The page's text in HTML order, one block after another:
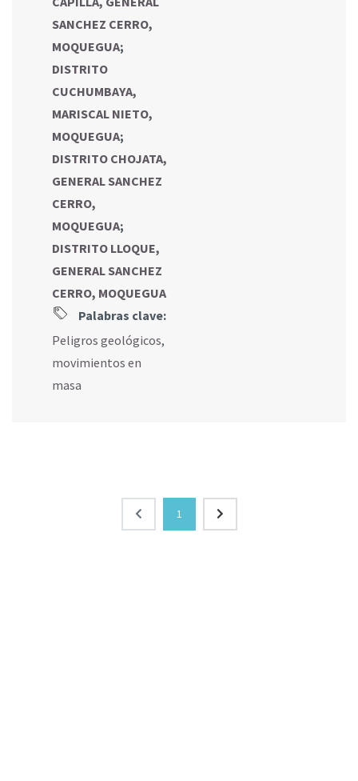
SANCHEZ CERRO,
MOQUEGUA;
DISTRITO
CUCHUMBAYA,
MARISCAL NIETO,
MOQUEGUA;
DISTRITO CHOJATA,
GENERAL SANCHEZ
CERRO,
MOQUEGUA;
DISTRITO LLOQUE,
GENERAL SANCHEZ
CERRO, MOQUEGUA
Palabras clave:
Peligros geológicos,
movimientos en
masa
1